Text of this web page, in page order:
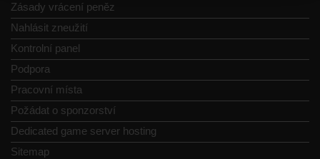
Zásady vrácení peněz
Nahlásit zneužití
Kontrolní panel
Podpora
Pracovní místa
Požádat o sponzorství
Dedicated game server hosting
Sitemap